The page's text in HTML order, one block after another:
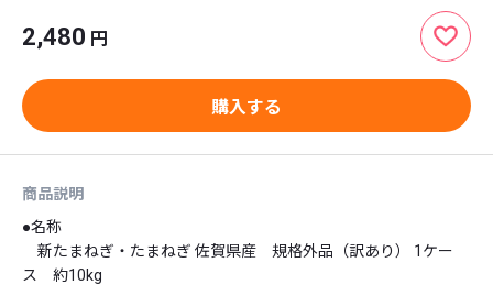
2,480 円
購入する
商品説明
●名称
新たまねぎ・たまねぎ 佐賀県産　規格外品（訳あり） 1ケー
ス　約10kg